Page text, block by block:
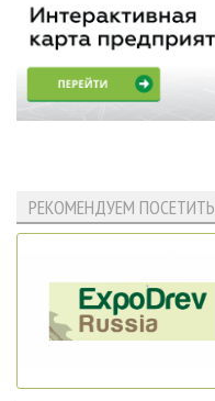
РЕКОМЕНДУЕМ ПОСЕТИТЬ